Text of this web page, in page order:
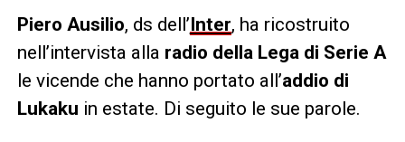
Piero Ausilio, ds dell’Inter, ha ricostruito
nell’intervista alla radio della Lega di Serie A
le vicende che hanno portato all’addio di
Lukaku in estate. Di seguito le sue parole.